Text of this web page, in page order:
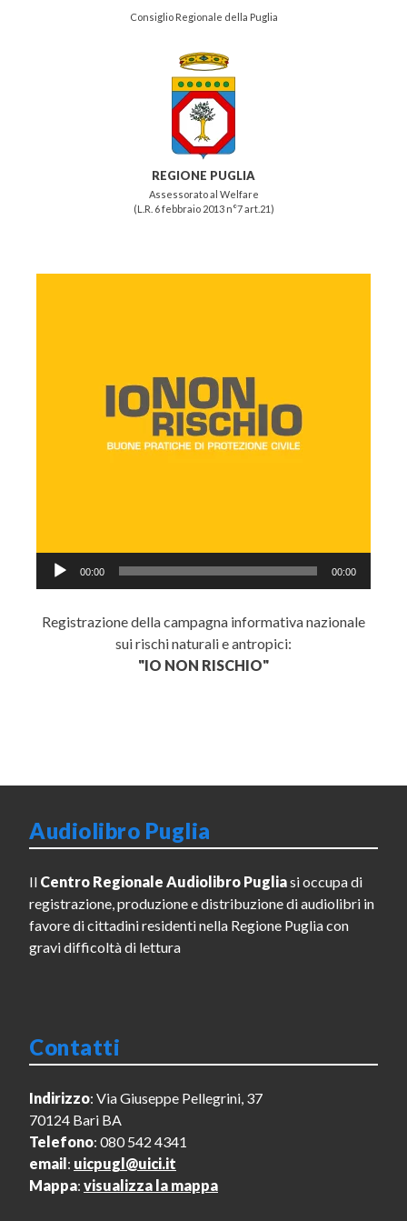
Consiglio Regionale della Puglia
REGIONE PUGLIA
Assessorato al Welfare
(L.R. 6 febbraio 2013 n°7 art.21)
Audio
00:00 00:00
Registrazione della campagna informativa nazionale
sui rischi naturali e antropici:
"IO NON RISCHIO"
Audiolibro Puglia
Il Centro Regionale Audiolibro Pugliasi occupa di
registrazione, produzione e distribuzione di audiolibri in
favore di cittadini residenti nella Regione Puglia con
gravi difficoltà di lettura
Contatti
Indirizzo: Via Giuseppe Pellegrini, 37
70124 Bari BA
Telefono: 080 542 4341
email : uicpugl@uici.it
Mappa: visualizza la mappa